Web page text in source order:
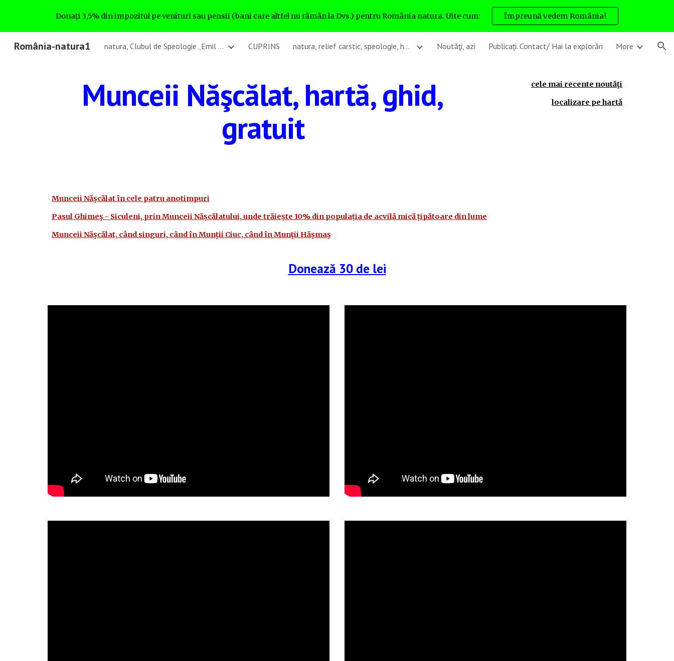
Skip to main content Skip to navigation
Donați 3,5% din impozitul pe venituri sau pensii (bani care altfel nu rămân la Dvs.) pentru România natura. Uite cum: Împreună vedem România!
România-natura1 natura, Clubul de Speologie „Emil Racoviță” București, romanianatura1 - GA4 CUPRINS natura, relief carstic, speologie, hărți mari, Bine ați venit! Noutăţi, azi Publicați. Contact/ Hai la explorări More
Munceii Năşcălat, hartă, ghid,
gratuit
cele mai recente noutăţi
localizare pe hartă
Munceii Năşcălat în cele patru anotimpuri
Pasul Ghimeş - Siculeni, prin Munceii Nășcălatului, unde trăiește 10% din populația de acvilă mică țipătoare din lume
Munceii Năşcălat, când singuri, când în Munţii Ciuc, când în Munţii Hăşmaş
Donează 30 de lei